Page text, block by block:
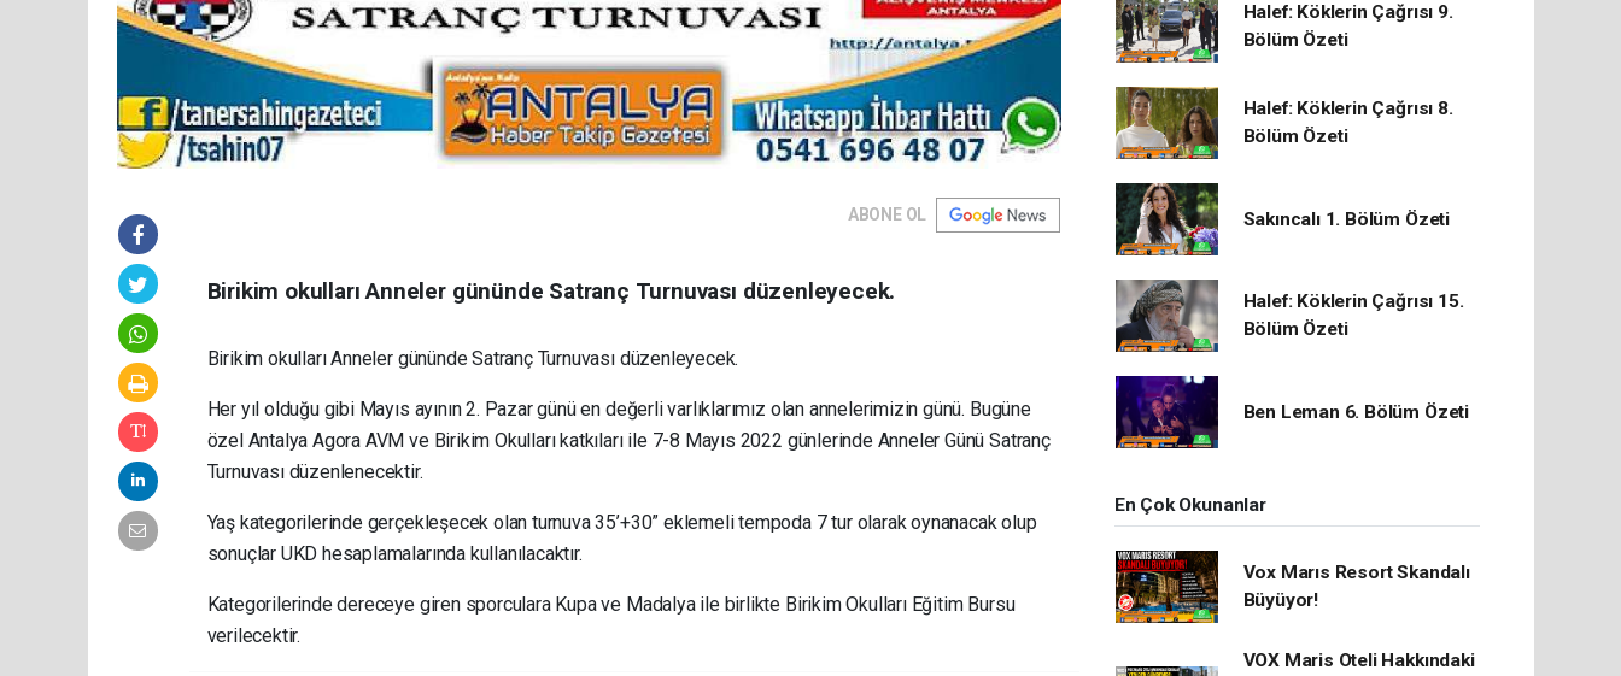
ABONE OL
Birikim okulları Anneler gününde Satranç Turnuvası düzenleyecek.
Birikim okulları Anneler gününde Satranç Turnuvası düzenleyecek.
Her yıl olduğu gibi Mayıs ayının 2. Pazar günü en değerli varlıklarımız olan annelerimizin günü. Bugüne
özel Antalya Agora AVM ve Birikim Okulları katkıları ile 7-8 Mayıs 2022 günlerinde Anneler Günü Satranç
Turnuvası düzenlenecektir.
Yaş kategorilerinde gerçekleşecek olan turnuva 35’+30” eklemeli tempoda 7 tur olarak oynanacak olup
sonuçlar UKD hesaplamalarında kullanılacaktır.
Kategorilerinde dereceye giren sporculara Kupa ve Madalya ile birlikte Birikim Okulları Eğitim Bursu
verilecektir.
Halef: Köklerin Çağrısı 9.
Bölüm Özeti
Halef: Köklerin Çağrısı 8.
Bölüm Özeti
Sakıncalı 1. Bölüm Özeti
Halef: Köklerin Çağrısı 15.
Bölüm Özeti
Ben Leman 6. Bölüm Özeti
En Çok Okunanlar
Vox Marıs Resort Skandalı
Büyüyor!
VOX Maris Oteli Hakkındaki